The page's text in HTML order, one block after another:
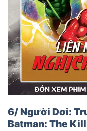
6/ Người Dơi:
Batman: The